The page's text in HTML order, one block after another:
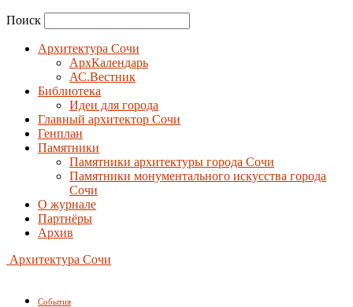
Поиск
Архитектура Сочи
АрхКалендарь
АС.Вестник
Библиотека
Идеи для города
Главный архитектор Сочи
Генплан
Памятники
Памятники архитектуры города Сочи
Памятники монументального искусства города
Сочи
О журнале
Партнёры
Архив
Архитектура Сочи
События